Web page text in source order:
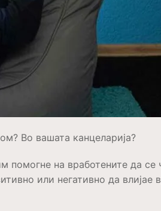
Во вашата канцеларија?
на вработените да се
или негативно да влијае